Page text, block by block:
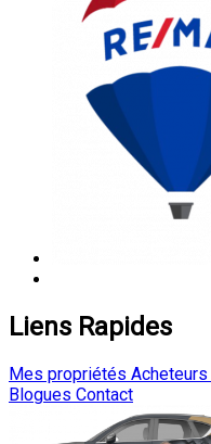
Liens Rapides
Mes propriétés Acheteurs
Blogues Contact